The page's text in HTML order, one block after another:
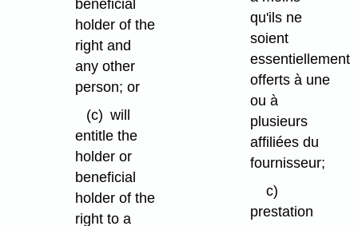
beneficial
holder of the
right and
any other
person; or
(c) will
entitle the
holder or
beneficial
holder of the
right to a
qu'ils ne
soient
essentiellement
offerts à une
ou à
plusieurs
affiliées du
fournisseur;
c)
prestation